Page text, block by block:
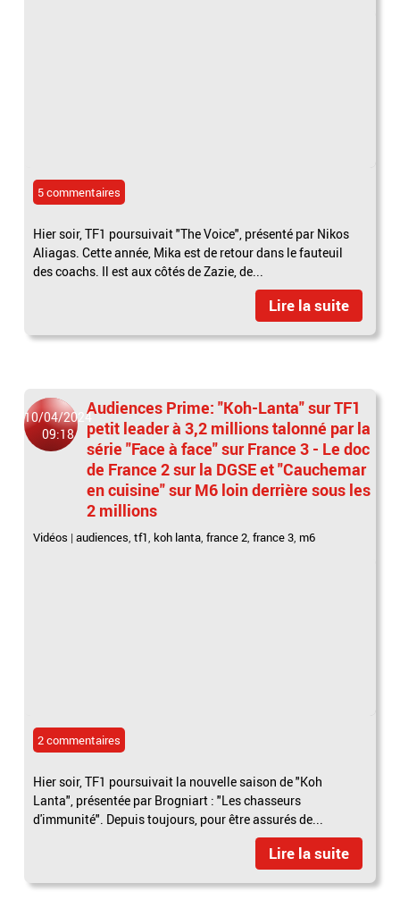
5 commentaires
Hier soir, TF1 poursuivait "The Voice", présenté par Nikos
Aliagas. Cette année, Mika est de retour dans le fauteuil
des coachs. Il est aux côtés de Zazie, de...
Lire la suite
10/04/2024
09:18
Audiences Prime: "Koh-Lanta" sur TF1
petit leader à 3,2 millions talonné par la
série "Face à face" sur France 3 - Le doc
de France 2 sur la DGSE et "Cauchemar
en cuisine" sur M6 loin derrière sous les
2 millions
Vidéos |audiences,tf1, koh lanta,france 2,france 3, m6
2 commentaires
Hier soir, TF1 poursuivait la nouvelle saison de "Koh
Lanta", présentée par Brogniart : "Les chasseurs
d'immunité". Depuis toujours, pour être assurés de...
Lire la suite